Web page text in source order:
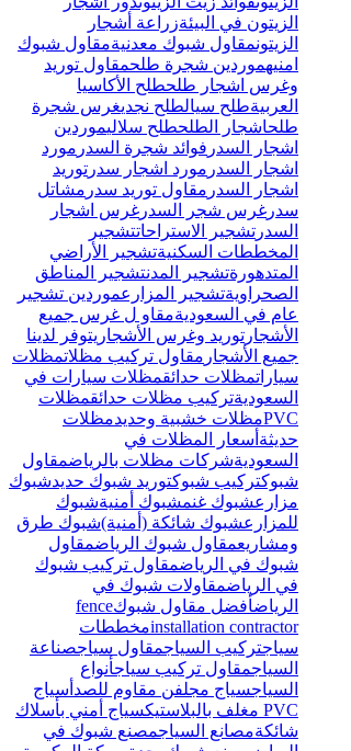
الزيتون في البيئةزراعة أشجار
الزيتونمقاول شبوك معدنيةمقاول شبوك
امنيهموردين شجرة طلحمقاول توريد
وغرس اشجار طلحطلح الأكاسيا
العربيةطلح سيالطلح نجديغرس شجرة
طلحاشجار الطلحطلح سلاليموردين
اشجار السدر فوائد شجرة السدر مورد
اشجار السدر مورد اشجار سدر توريد
اشجار السدر مقاول توريد سدر مشاتل
سدر غرس شجر السدر غرس اشجار
السدر تشجير الاستراحاتتشجير
المخططات السكنيةتشجير الأراضي
المتدهورةتشجير المدنتشجير المناطق
الصحراويةتشجير المزارعموردين تشجير
عام في السعوديةمقاو ل غرس جميع
الأشجار توريد وغرس الأشجار يتوفر لدينا
جميع الأشجار مقاول تركيب مظلاتمظلات
سياراتمظلات حدائقمظلات سيارات في
السعوديةتركيب مظلات حدائقمظلات
PVCمظلات خشبية وحديدمظلات
حديثة أسعار المظلات في
السعوديةشركات مظلات بالرياضمقاول
شبوكتركيب شبوكتوريد شبوك حديدشبوك
مزارعشبوك غنمشبوك أمنيةشبوك
للمزارعشبوك شائكة (أمنية)شبوك طرق
ومشاريعمقاول شبوك الرياضمقاول
شبوك في الرياضمقاول تركيب شبوك
في الرياضمقاولات شبوك في
الرياضأفضل مقاول شبوكfence
installation contractorمخططات
سياجتركيب السياجمقاول سياجصناعة
السياجمقاول تركيب سياجأنواع
السياجسياج مجلفن مقاوم للصدأ سياج
PVC مغلف بالبلاستيك
سياج أمني بأسلاك
شائكةمصانع السياجمصنع شبوك في